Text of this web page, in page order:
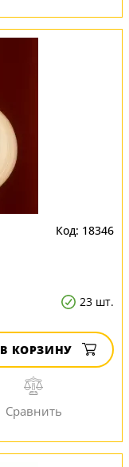
18346
23 шт.
В КОРЗИНУ